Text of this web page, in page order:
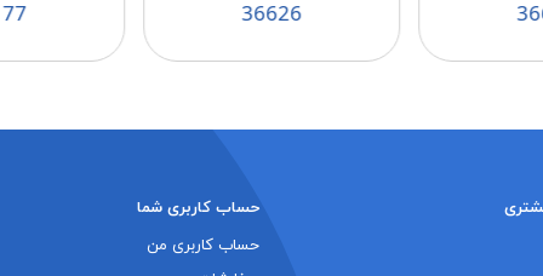
36626
حساب کاربری شما
حساب کاربری من